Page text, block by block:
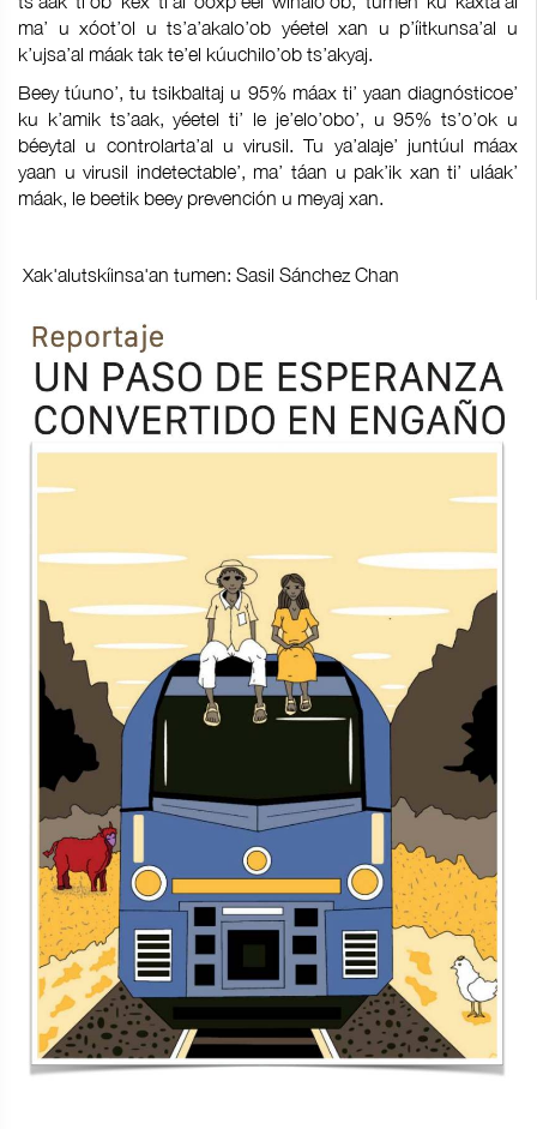
ma’ u xóot’ol u ts’a’akalo’ob yéetel xan u p’íitkunsa’al u
k’ujsa’al máak tak te’el kúuchilo’ob ts’akyaj.
Beey túuno’, tu tsikbaltaj u 95% máax ti’ yaan diagnósticoe’
ku k’amik ts’aak, yéetel ti’ le je’elo’obo’, u 95% ts’o’ok u
béeytal u controlarta’al u virusil. Tu ya’alaje’ juntúul máax
yaan u virusil indetectable’, ma’ táan u pak’ik xan ti’ uláak’
máak, le beetik beey prevención u meyaj xan.
Xak'alutskíinsa'an tumen: Sasil Sánchez Chan